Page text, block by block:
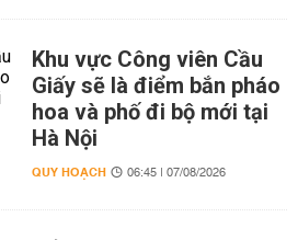
Khu vực Công viên Cầu
Giấy sẽ là điểm bắn pháo
hoa và phố đi bộ mới tại
Hà Nội
QUY HOẠCH 06:45 | 07/08/2026